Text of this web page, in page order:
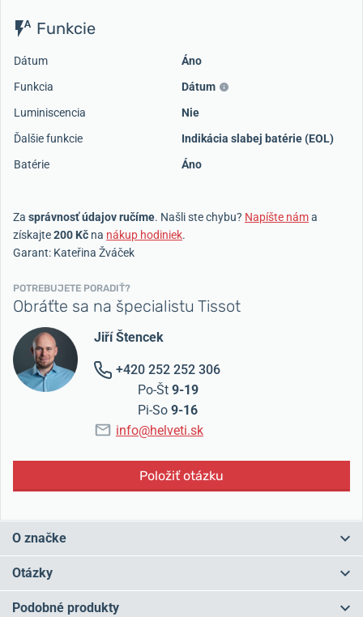
Funkcie
Dátum
Áno
Funkcia
Dátum
Luminiscencia
Nie
Ďalšie funkcie
Indikácia slabej batérie (EOL)
Batérie
Áno
Za správnosť údajov ručíme. Našli ste chybu? Napíšte náma
získajte200 Kč na nákup hodiniek.
Garant: Kateřina Žváček
POTREBUJETE PORADIŤ?
Obráťte sa na špecialistu Tissot
Jiří Štencek
+420 252 252 306
Po-Št 9-19
Pi-So 9-16
info@helveti.sk
Položiť otázku
O značke
najväčšieho
Charles-Félicien Tissot v mestečku
Otázky
Podobné produkty